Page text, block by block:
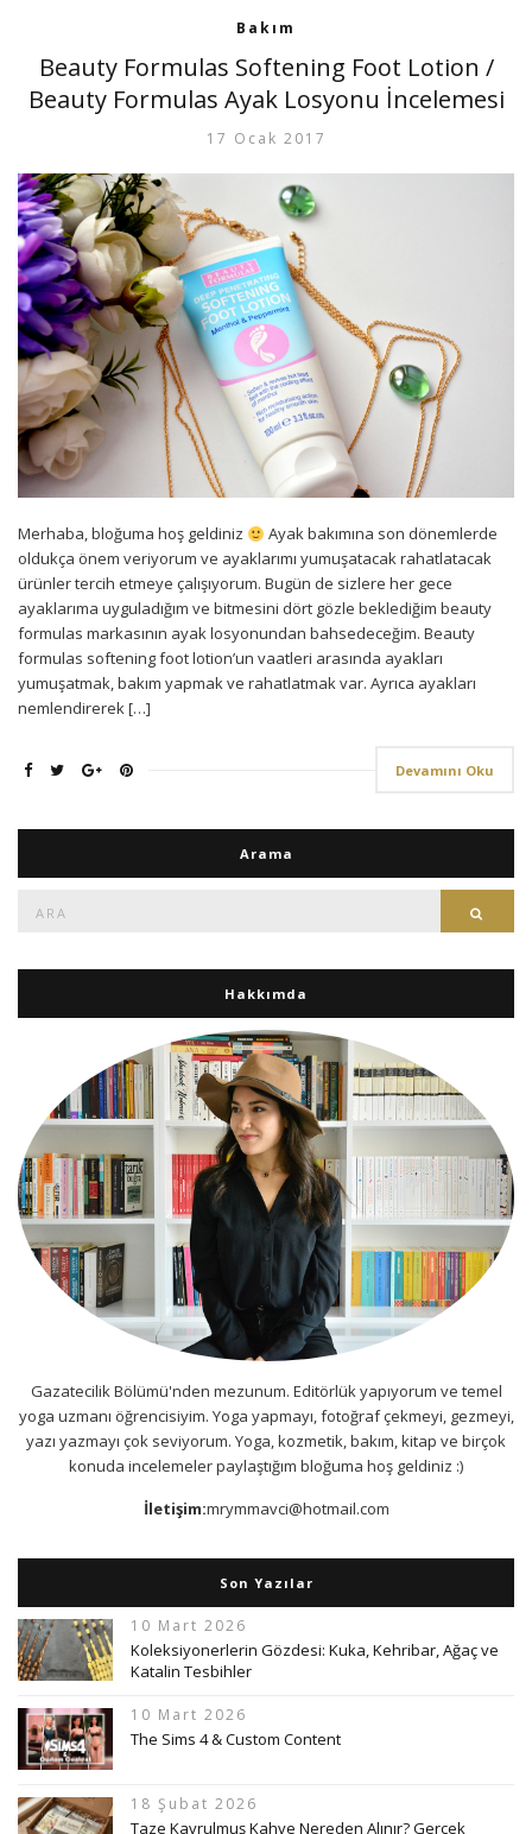
Bakım
Beauty Formulas Softening Foot Lotion /
Beauty Formulas Ayak Losyonu İncelemesi
17 Ocak 2017
Merhaba, bloğuma hoş geldiniz
Ayak bakımına son dönemlerde
oldukça önem veriyorum ve ayaklarımı yumuşatacak rahatlatacak
ürünler tercih etmeye çalışıyorum. Bugün de sizlere her gece
ayaklarıma uyguladığım ve bitmesini dört gözle beklediğim beauty
formulas markasının ayak losyonundan bahsedeceğim. Beauty
formulas softening foot lotion’un vaatleri arasında ayakları
yumuşatmak, bakım yapmak ve rahatlatmak var. Ayrıca ayakları
nemlendirerek […]
Devamını Oku
Arama
Hakkımda
Gazatecilik Bölümü'nden mezunum. Editörlük yapıyorum ve temel
yoga uzmanı öğrencisiyim. Yoga yapmayı, fotoğraf çekmeyi, gezmeyi,
yazı yazmayı çok seviyorum. Yoga, kozmetik, bakım, kitap ve birçok
konuda incelemeler paylaştığım bloğuma hoş geldiniz :)
İletişim:mrymmavci@hotmail.com
Son Yazılar
10 Mart 2026
Koleksiyonerlerin Gözdesi: Kuka, Kehribar, Ağaç ve
Katalin Tesbihler
10 Mart 2026
The Sims 4 & Custom Content
18 Şubat 2026
Taze Kavrulmuş Kahve Nereden Alınır? Gerçek